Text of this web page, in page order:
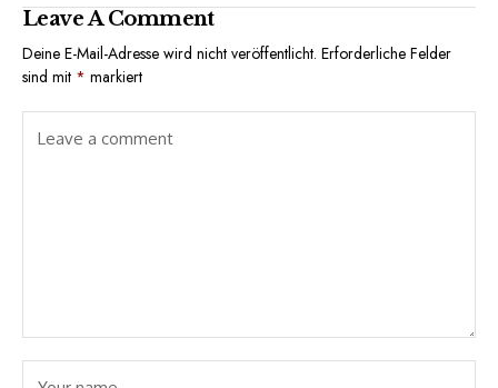
Leave A Comment
Deine E-Mail-Adresse wird nicht veröffentlicht. Erforderliche Felder
sind mit * markiert